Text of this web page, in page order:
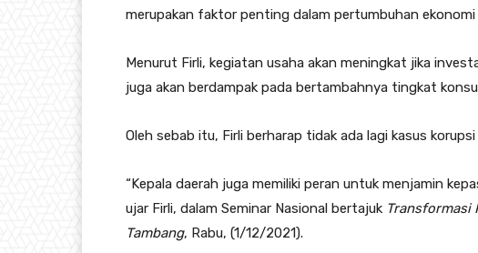
merupakan faktor penting dalam pertumbuhan ekonomi
Menurut Firli, kegiatan usaha akan meningkat jika
juga akan berdampak pada bertambahnya tingkat
Oleh sebab itu, Firli berharap tidak ada lagi kasus
“Kepala daerah juga memiliki peran untuk menjamin
ujar Firli, dalam Seminar Nasional bertajuk Transformasi
Tambang, Rabu, (1/12/2021).